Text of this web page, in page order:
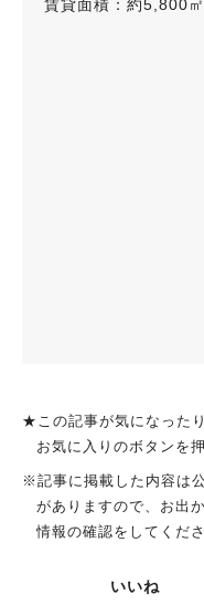
賃貸面積：約5,800㎡
★この記事が気になった
お気に入りのボタンを
※記事に掲載した内容は
がありますので、お出
情報の確認をしてくだ
いいね